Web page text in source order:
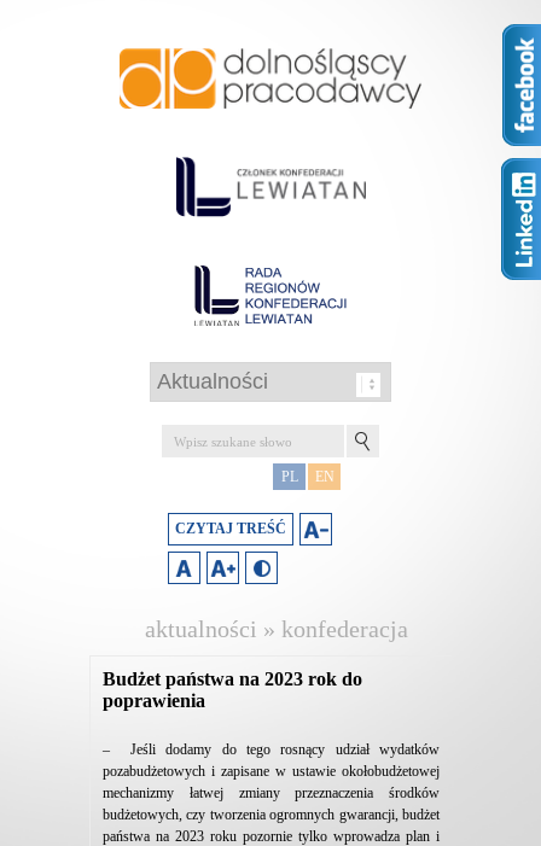
PL EN
CZYTAJ TREŚĆ
aktualności » konfederacja
Budżet państwa na 2023 rok do
poprawienia
– Jeśli dodamy do tego rosnący udział wydatków
pozabudżetowych i zapisane w ustawie okołobudżetowej
mechanizmy łatwej zmiany przeznaczenia środków
budżetowych, czy tworzenia ogromnych gwarancji, budżet
państwa na 2023 roku pozornie tylko wprowadza plan i